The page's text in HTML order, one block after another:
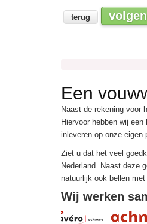
Een
Naast de rekening voor
Hiervoor hebben wij
inleveren op onze eigen
Ziet u dat het veel
Nederland. Naast deze
natuurlijk ook bellen
Wij werken